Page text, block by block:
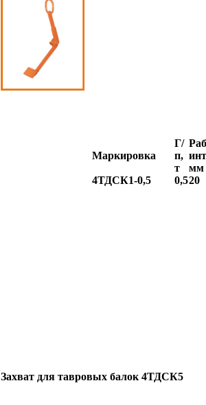
Маркировка
Г/
п,
т
мм
4ТДСК1-0,5
0,520
Захват для тавровых балок 4ТДСК5